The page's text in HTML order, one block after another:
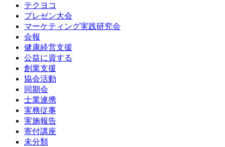
テクヨコ
プレゼン大会
マーケティング実践研究会
会報
健康経営支援
公益に資する
創業支援
協会活動
同期会
士業連携
実務従事
実施報告
寄付講座
未分類